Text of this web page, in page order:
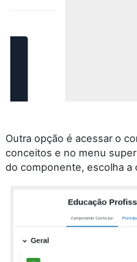
Outra opção é acessar o
conceitos e no menu
do componente, escolha a